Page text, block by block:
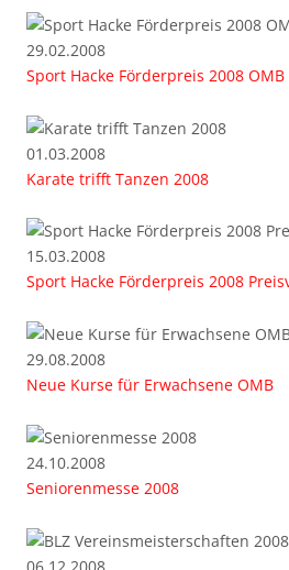
29.02.2008
Sport Hacke Förderpreis 2008 OMB
01.03.2008
Karate trifft Tanzen 2008
15.03.2008
Sport Hacke Förderpreis 2008
29.08.2008
Neue Kurse für Erwachsene OMB
24.10.2008
Seniorenmesse 2008
06.12.2008